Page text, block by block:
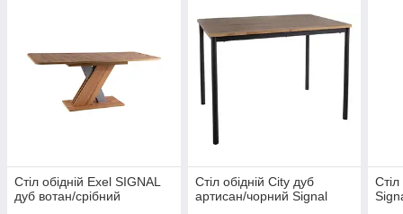
Стіл обідній Exel SIGNAL
дуб вотан/срібний
Стіл обідній City дуб
артисан/чорний Signal